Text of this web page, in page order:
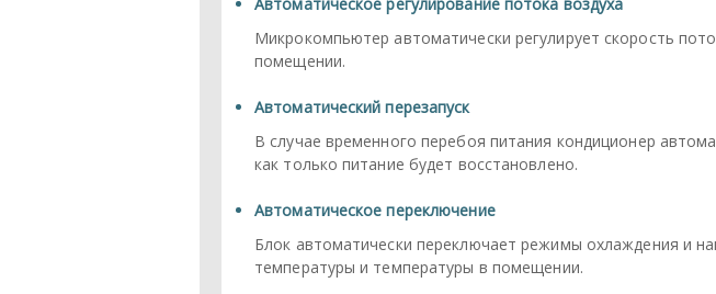
Микрокомпьютер автоматически регулирует скорость
помещении.
Автоматический перезапуск
В случае временного перебоя питания кондиционер
как только питание будет восстановлено.
Автоматическое переключение
Блок автоматически переключает режимы охлаждения и
температуры и температуры в помещении.